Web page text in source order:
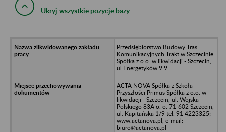
Ukryj wszystkie pozycje bazy
Przedsiębiorstwo Budowy Tras
Komunikacyjnych Trakt w Szczecinie
Spółka z o.o. w likwidacji - Szczecin,
ul Energetyków 9 9
ACTA NOVA Spółka z Szkoła
Przyszłości Primus Spółka z o.o. w
likwidacji - Szczecin, ul. Wojska
Polskiego 83A o. o. 71-602 Szczecin,
ul. Kapitańska 1/9 tel. 91 4223325;
www.actanova.pl, e-mail:
biuro@actanova.pl